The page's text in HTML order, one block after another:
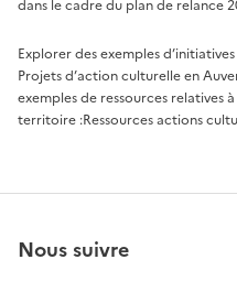
dans le cadre du plan de relance
Explorer des exemples
Projets d’action culturelle en
exemples de ressources relatives
territoire :Ressources actions
Nous suivre